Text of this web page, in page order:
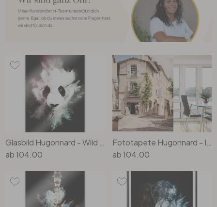
Glasbild Hugonnard - Wild Explosion: Panda
ab104.00
Fototapete Hugonnard - In der französischen Provence
ab104.00